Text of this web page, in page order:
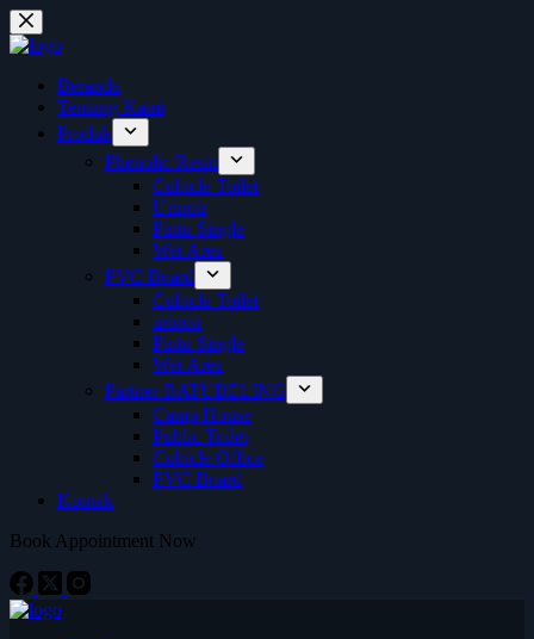
Skip
to
content
Beranda
Tentang Kami
Produk
Phenolic Resin
Cubicle Toilet
Urinoir
Pintu Single
Wet Area
PVC Board
Cubicle Toilet
urinoir
Pintu Single
Wet Area
Partner BATUBELING
Camp House
Public Toilet
Cubicle Office
PVC Board
Kontak
Book Appointment Now